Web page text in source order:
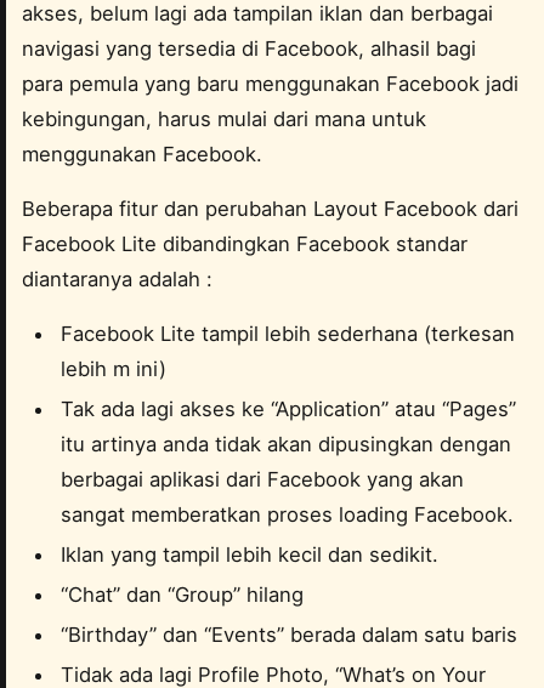
akses, belum lagi ada tampilan iklan dan berbagai
navigasi yang tersedia di Facebook, alhasil bagi
para pemula yang baru menggunakan Facebook jadi
kebingungan, harus mulai dari mana untuk
menggunakan Facebook.
Beberapa fitur dan perubahan Layout Facebook dari
Facebook Lite dibandingkan Facebook standar
diantaranya adalah :
Facebook Lite tampil lebih sederhana (terkesan
lebih m ini)
Tak ada lagi akses ke “Application” atau “Pages”
itu artinya anda tidak akan dipusingkan dengan
berbagai aplikasi dari Facebook yang akan
sangat memberatkan proses loading Facebook.
Iklan yang tampil lebih kecil dan sedikit.
“Chat” dan “Group” hilang
“Birthday” dan “Events” berada dalam satu baris
Tidak ada lagi Profile Photo, “What’s on Your